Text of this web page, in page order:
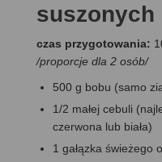
czas przygotowania:
/proporcje dla 2 osób/
500 g bobu (samo
1/2 małej cebuli
czerwona lub biała)
1 gałązka świeżego